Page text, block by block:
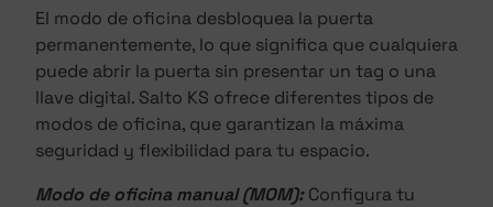
El modo de oficina desbloquea la puerta
permanentemente, lo que significa que cualquiera
puede abrir la puerta sin presentar un tag o una
llave digital. Salto KS ofrece diferentes tipos de
modos de oficina, que garantizan la máxima
seguridad y flexibilidad para tu espacio.
Modo de oficina manual (MOM):Configura tu